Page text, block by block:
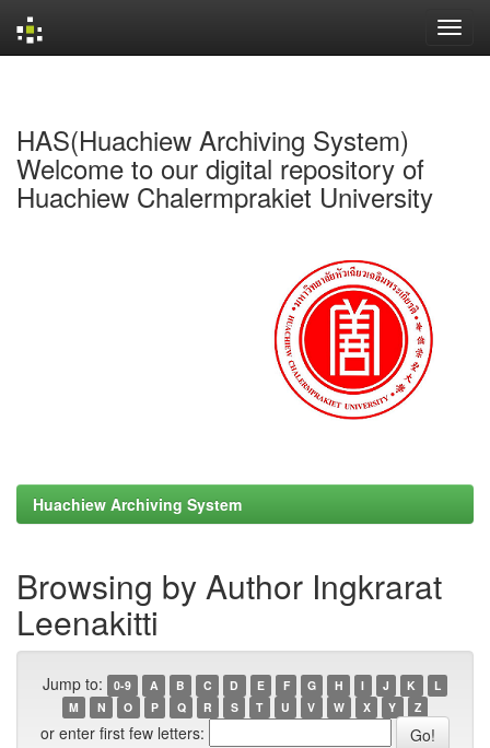
HAS(Huachiew Archiving System)
Welcome to our digital repository of
Huachiew Chalermprakiet University
Huachiew Archiving System
Browsing by Author Ingkrarat
Leenakitti
Jump to: 0-9 A B C D E F G H I J K
L
M
N O P Q R S T U V W X Y Z
or enter first few letters: